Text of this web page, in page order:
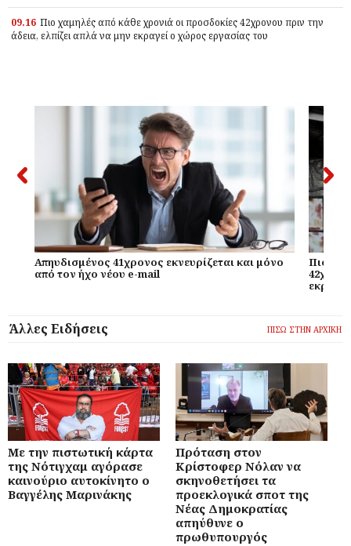
09.16 Πιο χαμηλές από κάθε χρονιά οι προσδοκίες 42χρονου πριν την
άδεια, ελπίζει απλά να μην εκραγεί ο χώρος εργασίας του
Απηυδισμένος 41χρονος εκνευρίζεται και μόνο
από τον ήχο νέου e-mail
Πιο
Άλλες Ειδήσεις ΠΙΣΩ ΣΤΗΝ ΑΡΧΙΚΗ
Με την πιστωτική κάρτα
της Νότιγχαμ αγόρασε
καινούριο αυτοκίνητο ο
Βαγγέλης Μαρινάκης
Πρόταση στον
Κρίστοφερ Νόλαν να
σκηνοθετήσει τα
προεκλογικά σποτ της
Νέας Δημοκρατίας
απηύθυνε ο
πρωθυπουργός